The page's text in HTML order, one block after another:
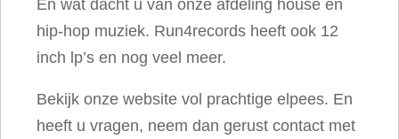
En wat dacht u van onze afdeling house en
hip-hop muziek. Run4records heeft ook 12
inch lp’s en nog veel meer.
Bekijk onze website vol prachtige elpees. En
heeft u vragen, neem dan gerust contact met